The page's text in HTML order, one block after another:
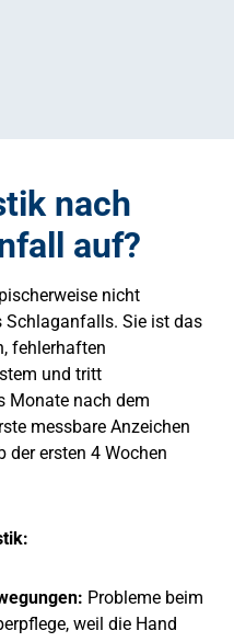
nach
auf?
nicht
Sie ist das
fehlerhaften
und tritt
Monate nach dem
messbare Anzeichen
der ersten 4 Wochen
Probleme beim
weil die Hand